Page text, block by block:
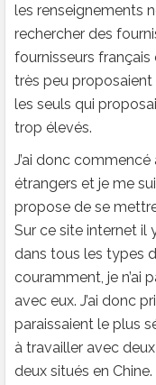
les renseignements
rechercher des
fournisseurs
très peu
les seuls qui
trop élevés.
J’ai donc
étrangers et je me
propose de se
Sur ce site internet il
dans tous les types
couramment, je n’ai
avec eux. J’ai donc
paraissaient le plus
à travailler avec
deux situés en Chine.